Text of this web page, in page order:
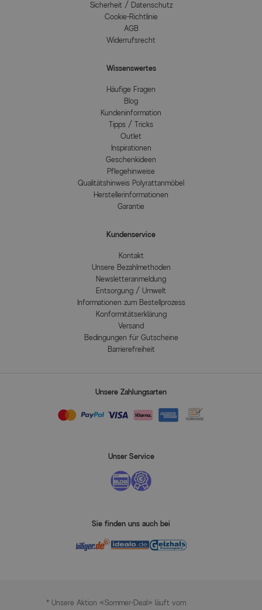
Sicherheit / Datenschutz
Cookie-Richtlinie
AGB
Widerrufsrecht
Wissenswertes
Häufige Fragen
Blog
Kundeninformation
Tipps / Tricks
Outlet
Inspirationen
Geschenkideen
Pflegehinweise
Qualitätshinweis Polyrattanmöbel
Herstellerinformationen
Garantie
Kundenservice
Kontakt
Unsere Bezahlmethoden
Newsletteranmeldung
Entsorgung / Umwelt
Informationen zum Bestellprozess
Konformitätserklärung
Versand
Bedingungen für Gutscheine
Barrierefreiheit
Unsere Zahlungsarten
Unser Service
Sie finden uns auch bei
* Unsere Aktion «Sommer-Deal» läuft vom